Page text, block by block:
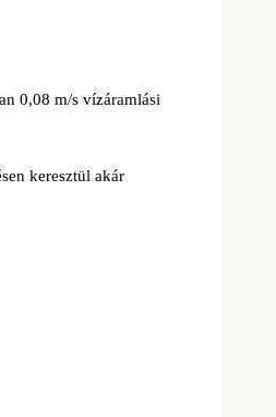
0,08 m/s vízáramlási
keresztül akár